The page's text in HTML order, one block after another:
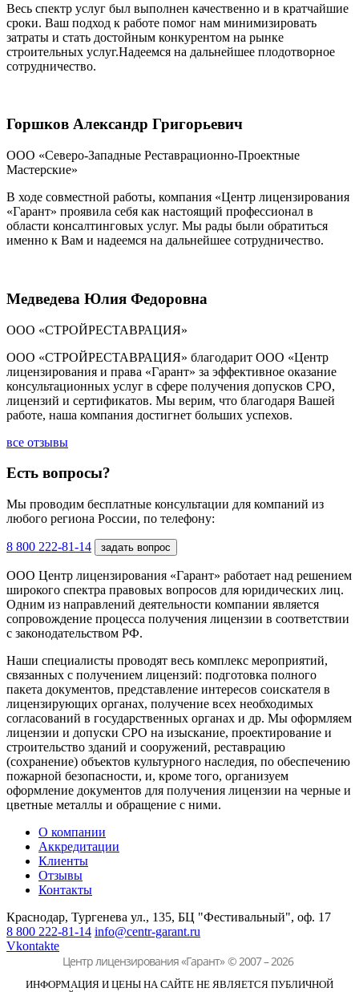
Весь спектр услуг был выполнен качественно и в кратчайшие
сроки. Ваш подход к работе помог нам минимизировать
затраты и стать достойным конкурентом на рынке
строительных услуг.Надеемся на дальнейшее плодотворное
сотрудничество.
Горшков Александр Григорьевич
ООО «Северо-Западные Реставрационно-Проектные
Мастерские»
В ходе совместной работы, компания «Центр лицензирования
«Гарант» проявила себя как настоящий профессионал в
области консалтинговых услуг. Мы рады были обратиться
именно к Вам и надеемся на дальнейшее сотрудничество.
Медведева Юлия Федоровна
ООО «СТРОЙРЕСТАВРАЦИЯ»
ООО «СТРОЙРЕСТАВРАЦИЯ» благодарит ООО «Центр
лицензирования и права «Гарант» за эффективное оказание
консультационных услуг в сфере получения допусков СРО,
лицензий и сертификатов. Мы верим, что благодаря Вашей
работе, наша компания достигнет больших успехов.
все отзывы
Есть вопросы?
Мы проводим бесплатные консультации для компаний из
любого региона России, по телефону:
8 800 222-81-14 задать вопрос
ООО Центр лицензирования «Гарант» работает над решением
широкого спектра правовых вопросов для юридических лиц.
Одним из направлений деятельности компании является
сопровождение процесса получения лицензии в соответствии
с законодательством РФ.
Наши специалисты проводят весь комплекс мероприятий,
связанных с получением лицензий: подготовка полного
пакета документов, представление интересов соискателя в
лицензирующих органах, получение всех необходимых
согласований в государственных органах и др. Мы оформляем
лицензии и допуски СРО на изыскание, проектирование и
строительство зданий и сооружений, реставрацию
(сохранение) объектов культурного наследия, по обеспечению
пожарной безопасности, и, кроме того, организуем
оформление документов для получения лицензии на черные и
цветные металлы и обращение с ними.
О компании
Аккредитации
Клиенты
Отзывы
Контакты
Краснодар, Тургенева ул., 135, БЦ "Фестивальный", оф. 17
8 800 222-81-14 info@centr-garant.ru
Vkontakte
Центр лицензирования «Гарант» © 2007 – 2026
ИНФОРМАЦИЯ И ЦЕНЫ НА САЙТЕ НЕ ЯВЛЯЕТСЯ ПУБЛИЧНОЙ